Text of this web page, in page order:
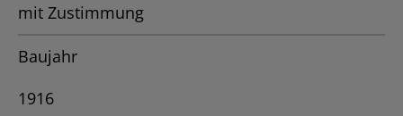
mit Zustimmung
Baujahr
1916